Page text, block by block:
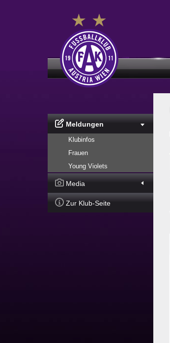
Meldungen
Klubinfos
Frauen
Young Violets
Media
Zur Klub-Seite